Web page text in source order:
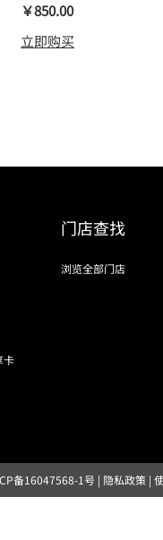
￥850.00
立即购买
卡
门店查找
浏览全部门店
备16047568-1号 | 隐私政策|